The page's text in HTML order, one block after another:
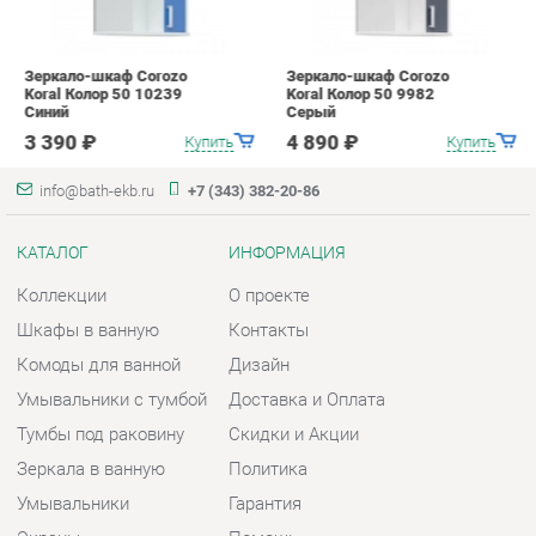
Коллекции
Шкафы в ванную
Комоды для ванной
Тумбы под раковину
Экраны
О проекте
Контакты
Дизайн
Скидки и Акции
Помощь
ГОРОДА
Весь мир
Екатеринбург
КОНТАКТЫ
Шоурум и склад самовывоза
Адрес: г. Екатеринбург,
Металлургов, 84
Телефон: +7 (343) 382-20-86